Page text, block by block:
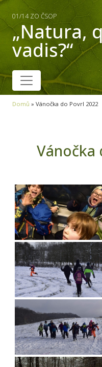
01/14 ZO ČSOP
„Natura,
vadis?“
Domů » Vánočka do Povrl 2022
Vánočka